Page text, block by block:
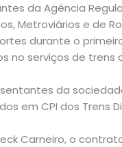
da Agência
Metroviários e de
durante o
no serviços de trens
Carneiro, o